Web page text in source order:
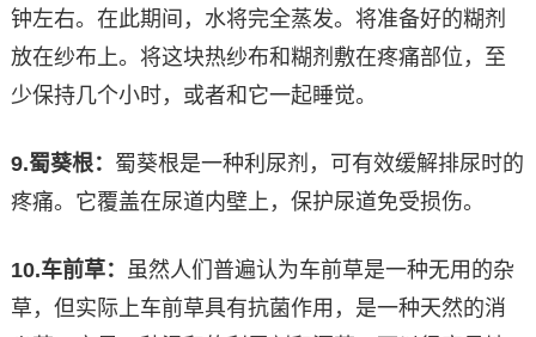
钟左右。在此期间，水将完全蒸发。将准备好的糊剂
放在纱布上。将这块热纱布和糊剂敷在疼痛部位，至
少保持几个小时，或者和它一起睡觉。
9.蜀葵根： 蜀葵根是一种利尿剂，可有效缓解排尿时的
疼痛。它覆盖在尿道内壁上，保护尿道免受损伤。
10.车前草： 虽然人们普遍认为车前草是一种无用的杂
草，但实际上车前草具有抗菌作用，是一种天然的消